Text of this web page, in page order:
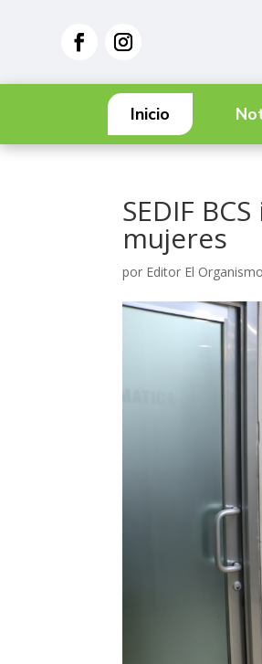
Inicio
SEDIF
mujeres
por Editor El Organismo